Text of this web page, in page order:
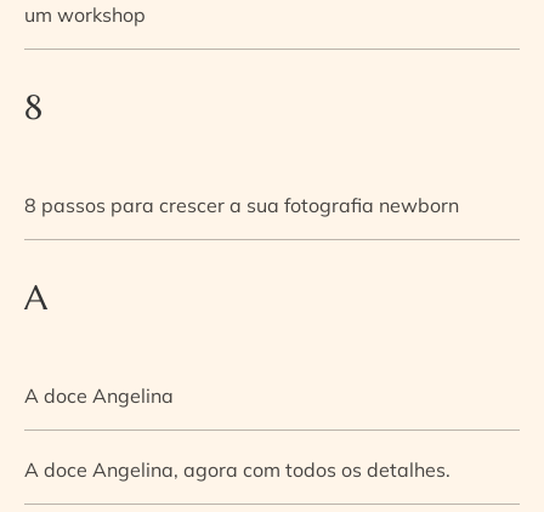
um workshop
8
8 passos para crescer a sua fotografia newborn
A
A doce Angelina
A doce Angelina, agora com todos os detalhes.